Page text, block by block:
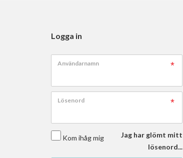
Logga in
Användarnamn
Lösenord
Kom ihåg mig
Jag har glömt mitt
lösenord...